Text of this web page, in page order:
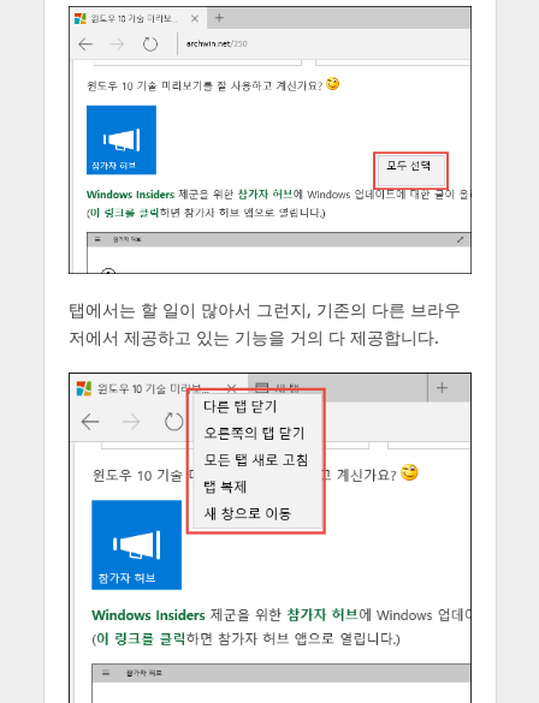
탭에서는 할 일이 많아서 그런지, 기존의 다른 브라우
저에서 제공하고 있는 기능을 거의 다 제공합니다.